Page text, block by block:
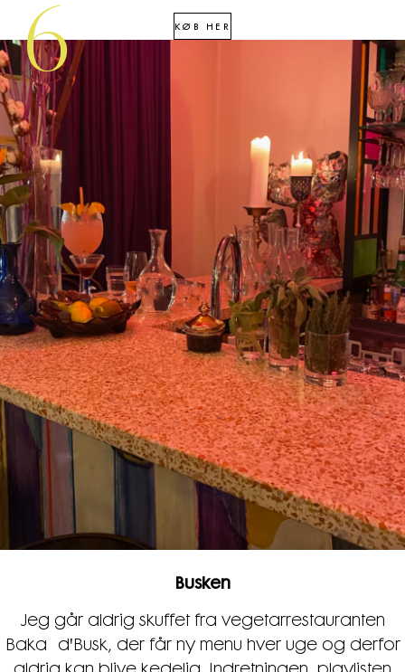
KØB HER
6
Busken
Jeg går aldrig skuffet fra vegetarrestauranten
Baka d'Busk, der får ny menu hver uge og derfor